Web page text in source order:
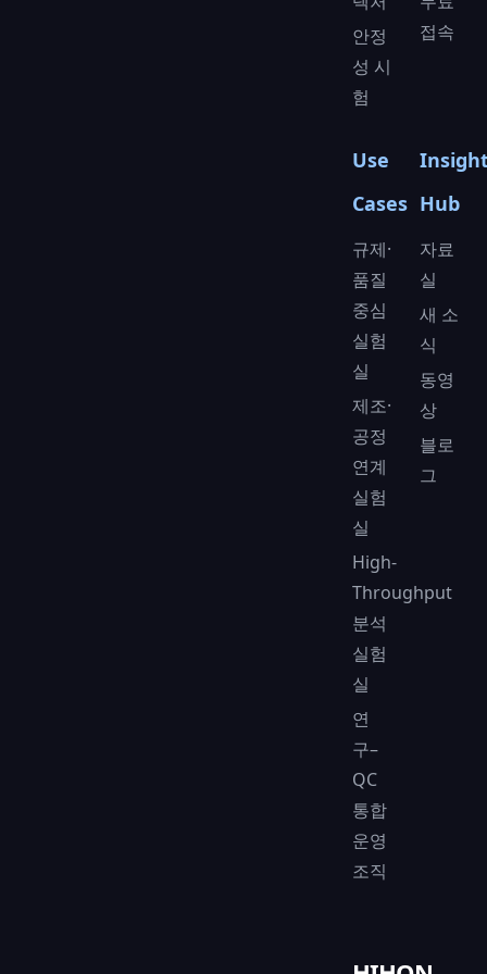
안정
성 시
험
접속
Use
Cases
규제·
품질
중심
실험
실
제조·
공정
연계
실험
실
High-
Throughput
분석
실험
실
연
구–
QC
통합
운영
조직
Hub
자료
실
새 소
식
동영
상
블로
그